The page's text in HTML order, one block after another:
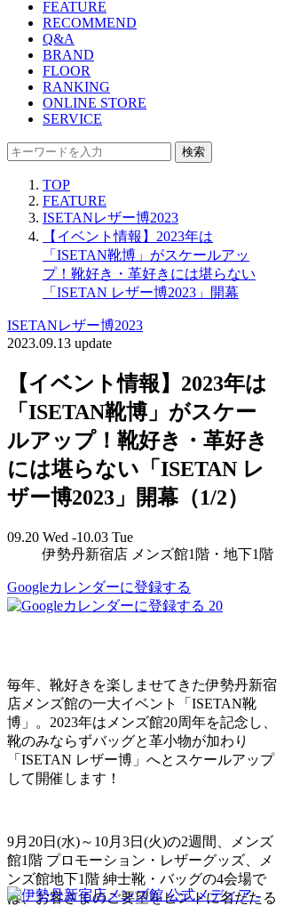
FEATURE
RECOMMEND
Q&A
BRAND
FLOOR
RANKING
ONLINE STORE
SERVICE
検索
TOP
FEATURE
ISETANレザー博2023
【イベント情報】2023年は
「ISETAN靴博」がスケールアッ
プ！靴好き・革好きには堪らない
「ISETAN レザー博2023」開幕
ISETANレザー博2023
2023.09.13 update
【イベント情報】2023年は
「ISETAN靴博」がスケー
ルアップ！靴好き・革好き
には堪らない「ISETAN レ
ザー博2023」開幕（1/2）
09.20 Wed -10.03 Tue
伊勢丹新宿店 メンズ館1階・地下1階
Googleカレンダーに登録する
20
毎年、靴好きを楽しませてきた伊勢丹新宿
店メンズ館の一大イベント「ISETAN靴
博」。2023年はメンズ館20周年を記念し、
靴のみならずバッグと革小物が加わり
「ISETAN レザー博」へとスケールアップ
して開催します！
9月20日(水)～10月3日(火)の2週間、メンズ
館1階 プロモーション・レザーグッズ、メ
ンズ館地下1階 紳士靴・バッグの4会場で
は、お客さまのご要望をヒントに名だたる